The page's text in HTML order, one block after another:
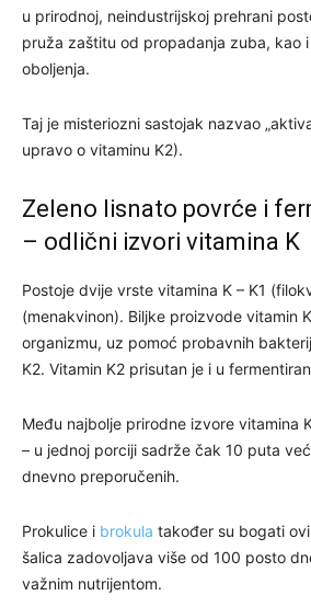
u prirodnoj, neindustrijskoj prehrani
pruža zaštitu od propadanja zuba, kao
oboljenja.
Taj je misteriozni sastojak nazvao
upravo o vitaminu K2).
Zeleno lisnato povrće i
– odlični izvori vitamina K
Postoje dvije vrste vitamina K – K1
(menakvinon). Biljke proizvode vitamin
organizmu, uz pomoć probavnih
K2. Vitamin K2 prisutan je i u
Među najbolje prirodne izvore vitamina
– u jednoj porciji sadrže čak 10 puta
dnevno preporučenih.
Prokulice i brokula također su bogati
šalica zadovoljava više od 100 posto
važnim nutrijentom.